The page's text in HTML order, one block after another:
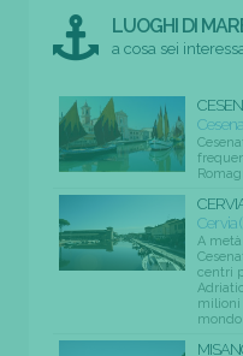
LUOGHI DI
a cosa sei
Cervia
A
centri